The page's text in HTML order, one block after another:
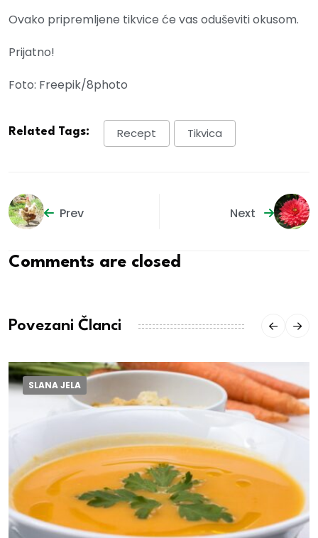
Ovako pripremljene tikvice će vas oduševiti okusom.
Prijatno!
Foto: Freepik/8photo
Related Tags: Recept Tikvica
Prev Next
Comments are closed
Povezani Članci
SLANA JELA